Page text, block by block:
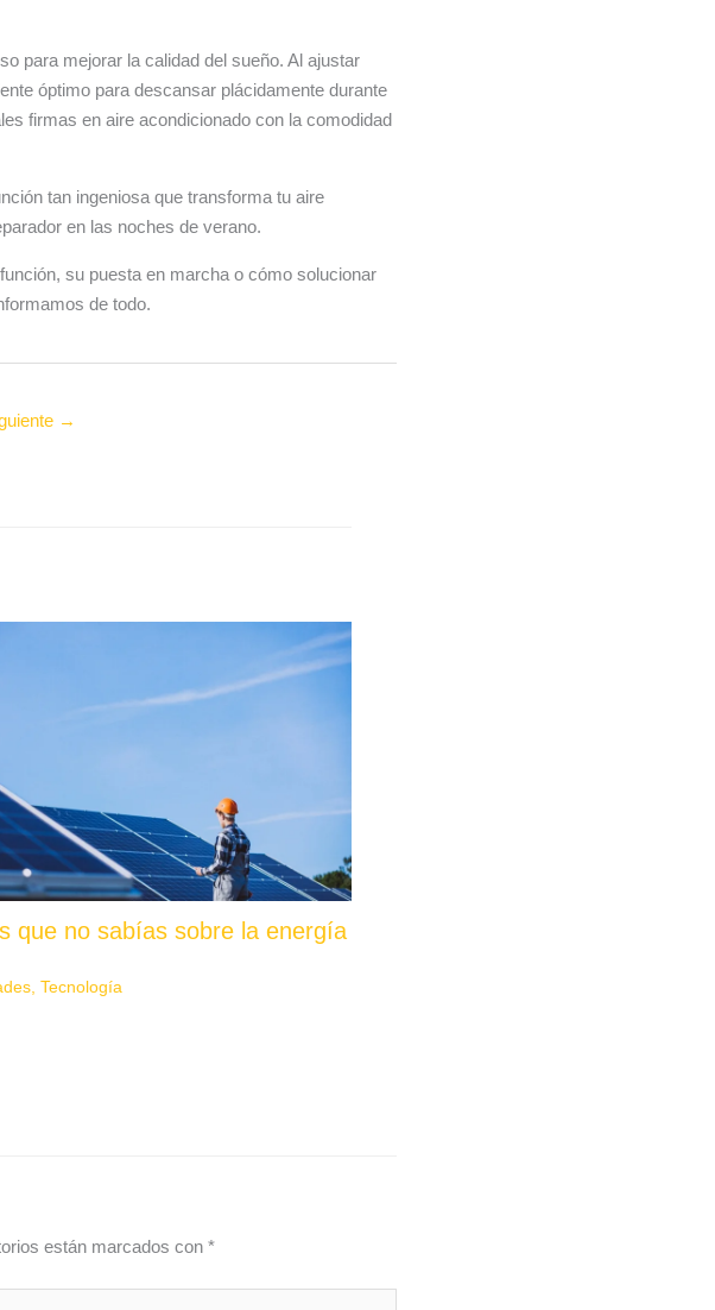
para mejorar la calidad del sueño. Al ajustar
óptimo para descansar plácidamente durante
firmas en aire acondicionado con la comodidad
tan ingeniosa que transforma tu aire
en las noches de verano.
su puesta en marcha o cómo solucionar
de todo.
→
que no sabías sobre la energía
, Tecnología
están marcados con *